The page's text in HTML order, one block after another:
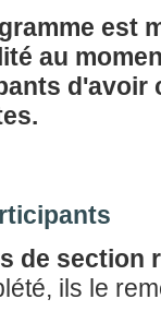
est
au
d'avoir
de section
ils le